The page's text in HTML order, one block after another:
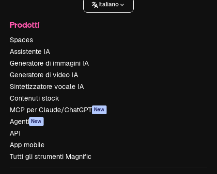
Italiano
Prodotti
Spaces
Assistente IA
Generatore di immagini IA
Generatore di video IA
Sintetizzatore vocale IA
Contenuti stock
MCP per Claude/ChatGPT New
Agenti New
API
App mobile
Tutti gli strumenti Magnific